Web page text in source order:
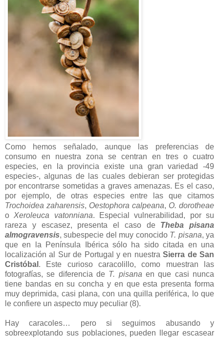
Como hemos señalado, aunque las preferencias de
consumo en nuestra zona se centran en tres o cuatro
especies, en la provincia existe una gran variedad -49
especies-, algunas de las cuales debieran ser protegidas
por encontrarse sometidas a graves amenazas. Es el caso,
por ejemplo, de otras especies entre las que citamos
Trochoidea zaharensis, Oestophora calpeana, O. dorotheae
oXeroleuca vatonniana. Especial vulnerabilidad, por su
rareza y escasez, presenta el caso de Theba pisana
almogravensis, subespecie del muy conocido T. pisana, ya
que en la Península Ibérica sólo ha sido citada en una
localización al Sur de Portugal y en nuestraSierra de San
Cristóbal . Este curioso caracolillo, como muestran las
fotografías, se diferencia de T. pisana en que casi nunca
tiene bandas en su concha y en que esta presenta forma
muy deprimida, casi plana, con una quilla periférica, lo que
le confiere un aspecto muy peculiar (8).
Hay caracoles… pero si seguimos abusando y
sobreexplotando sus poblaciones, pueden llegar escasear